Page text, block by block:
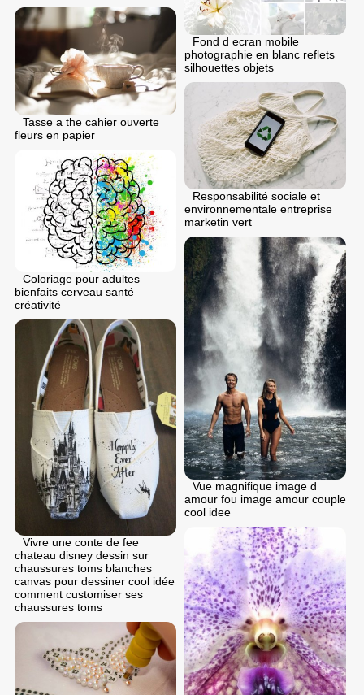
Fond d ecran mobile
photographie en blanc reflets
silhouettes objets
Tasse a the cahier ouverte
fleurs en papier
Responsabilité sociale et
environnementale entreprise
marketin vert
Coloriage pour adultes
bienfaits cerveau santé
créativité
Vue magnifique image d
amour fou image amour couple
cool idee
Vivre une conte de fee
chateau disney dessin sur
chaussures toms blanches
canvas pour dessiner cool idée
comment customiser ses
chaussures toms